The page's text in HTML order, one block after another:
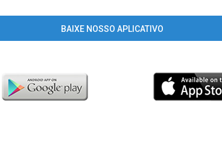
BAIXE NOSSO APLICATIVO